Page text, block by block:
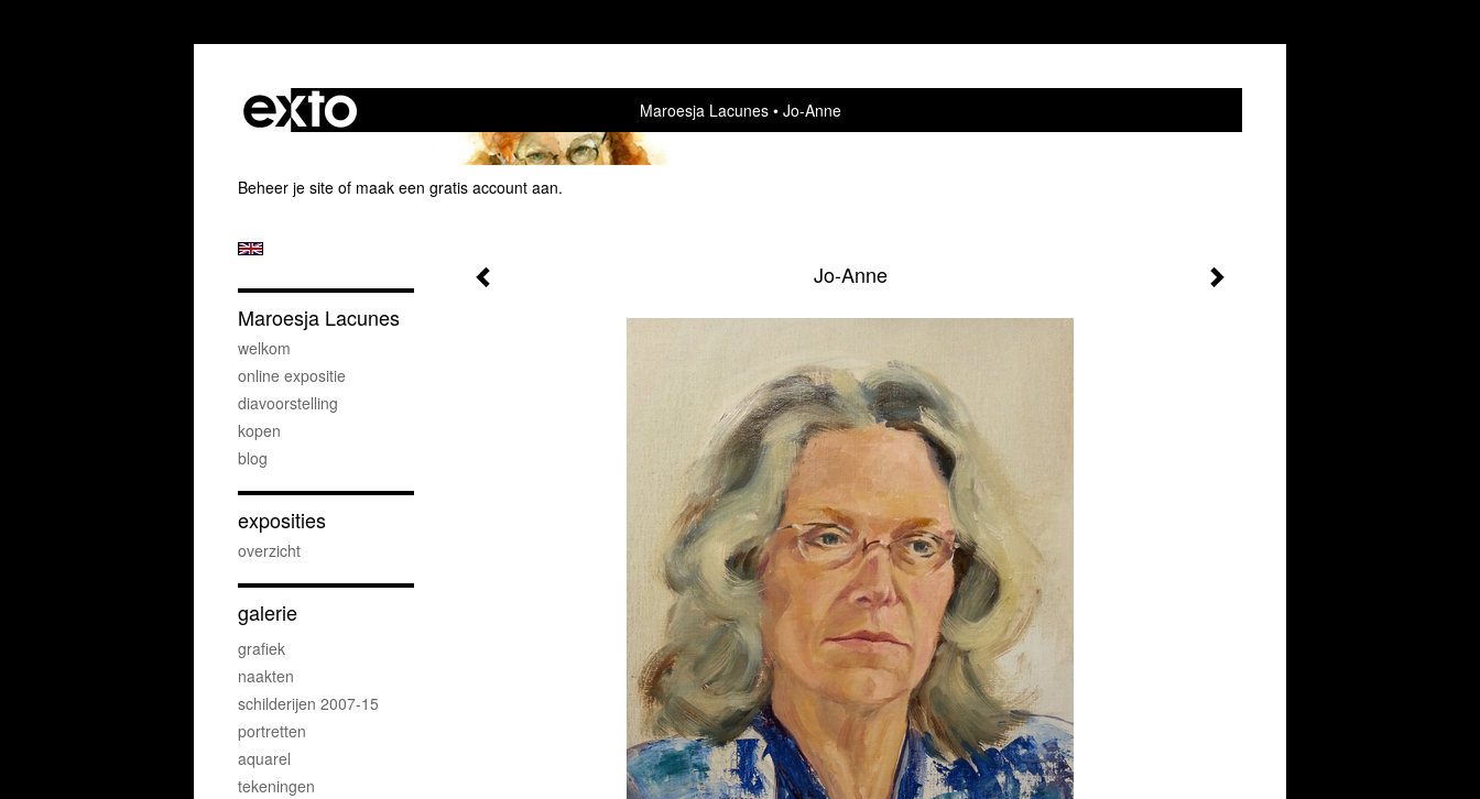
Maroesja Lacunes Jo-Anne
Beheer je site of maak een gratis account aan.
Jo-Anne
Maroesja Lacunes
welkom
online expositie
diavoorstelling
kopen
blog
exposities
overzicht
galerie
grafiek
naakten
schilderijen 2007-15
portretten
aquarel
tekeningen